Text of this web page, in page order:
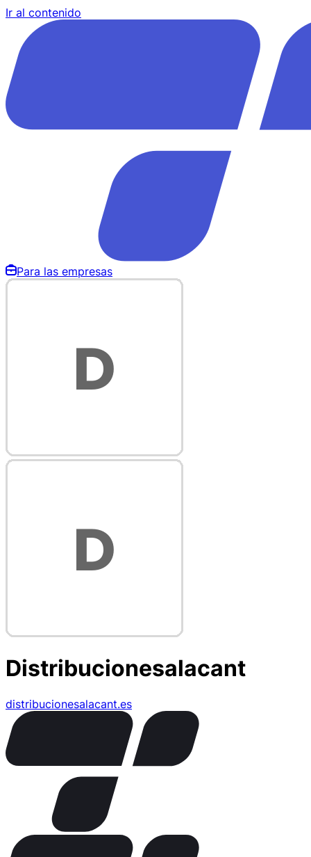
Ir al contenido
Para las empresas
Distribucionesalacant
distribucionesalacant.es